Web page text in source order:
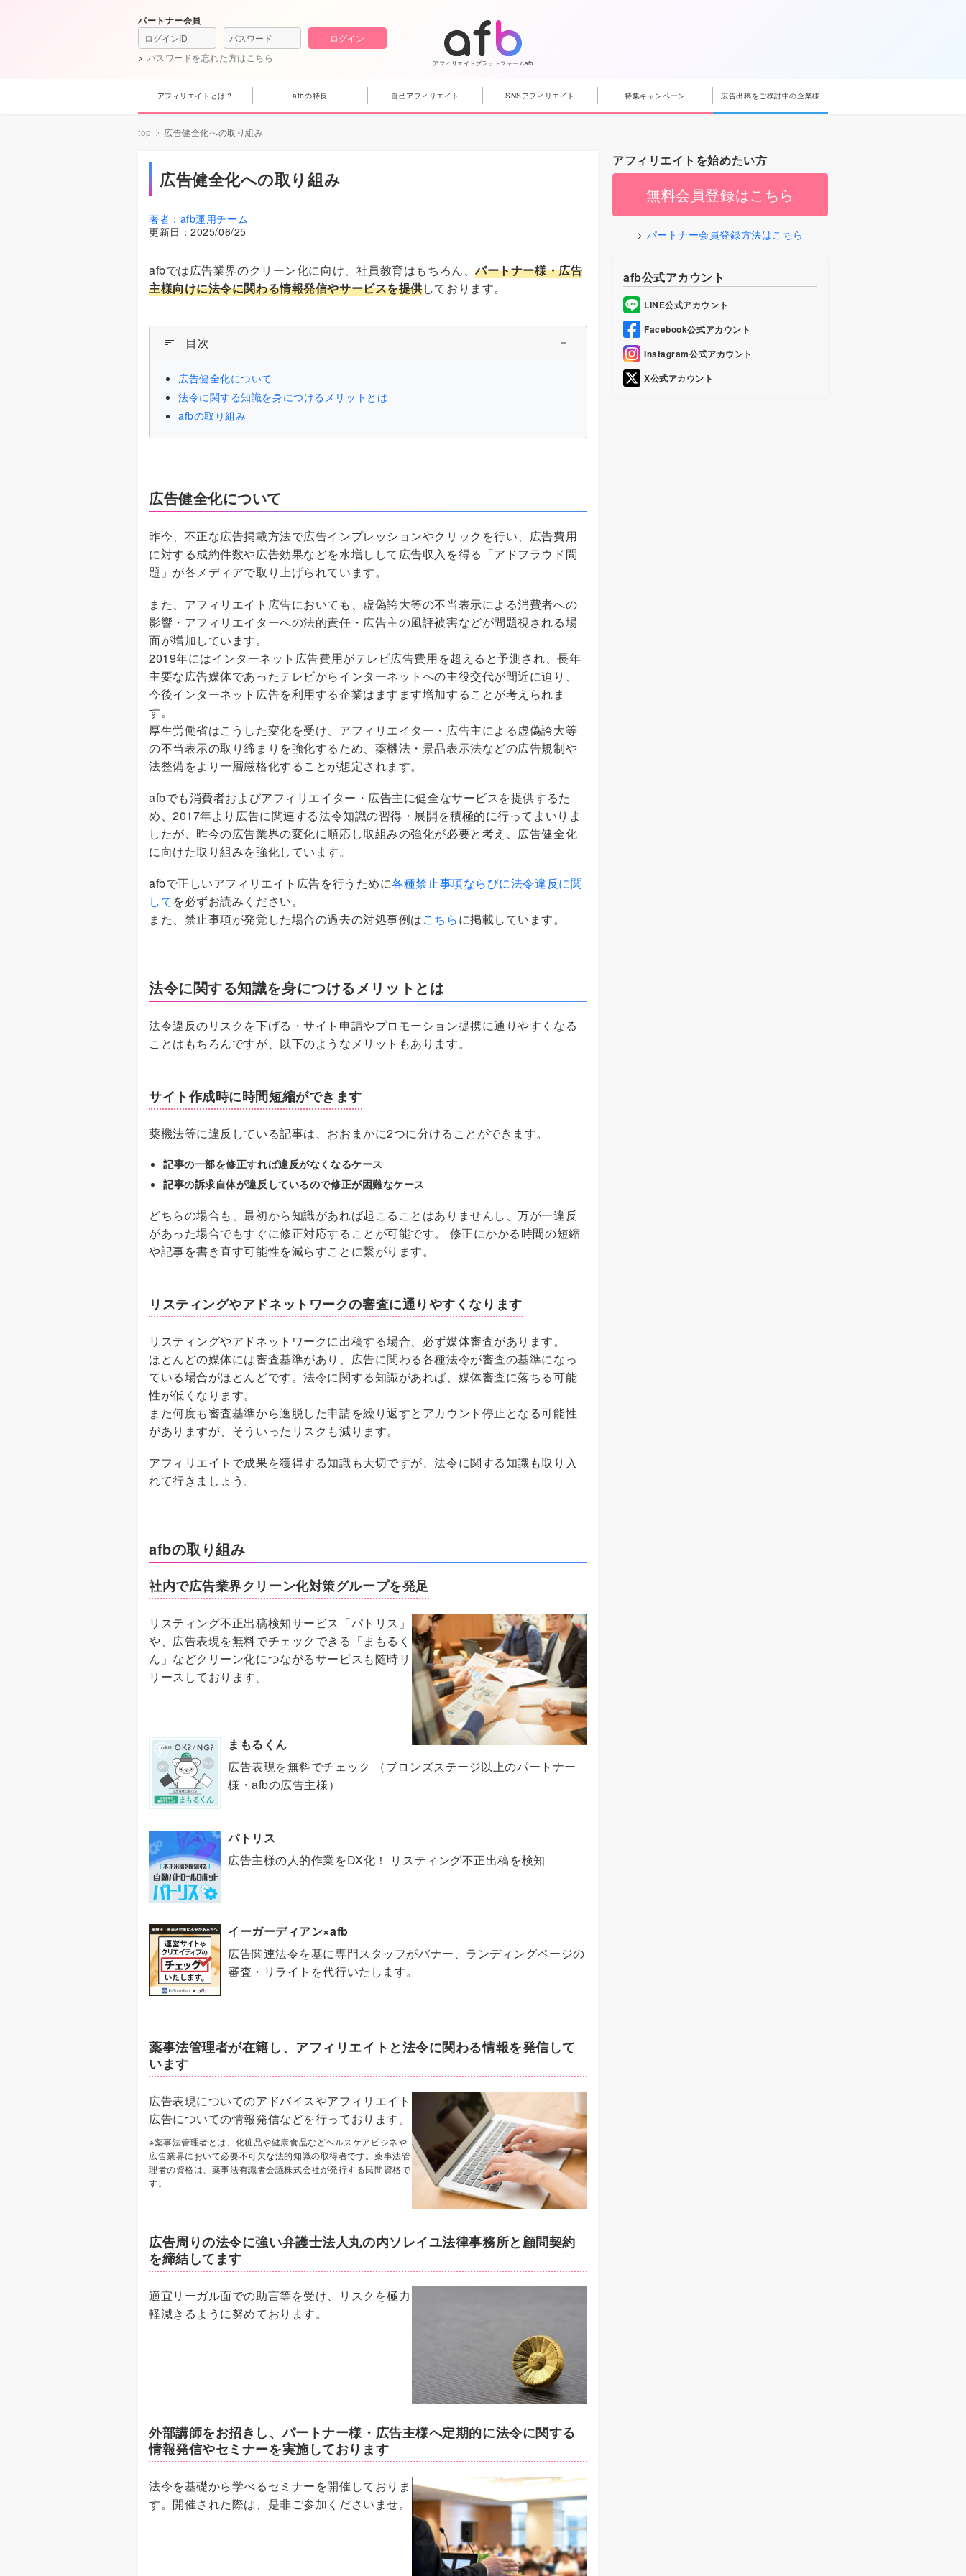
アフィリエイトプラットフォームafb
パートナー会員
ログイン
パスワードを忘れた方はこちら
アフィリエイトとは？ afbの特長 自己アフィリエイト SNSアフィリエイト 特集キャンペーン 広告出稿をご検討中の企業様
top 広告健全化への取り組み
広告健全化への取り組み
著者： afb運用チーム
更新日：2025/06/25
afbでは広告業界のクリーン化に向け、社員教育はもちろん、パートナー様・広告
主様向けに法令に関わる情報発信やサービスを提供しております。
目次
広告健全化について
法令に関する知識を身につけるメリットとは
afbの取り組み
広告健全化について
昨今、不正な広告掲載方法で広告インプレッションやクリックを行い、広告費用
に対する成約件数や広告効果などを水増しして広告収入を得る「アドフラウド問
題」が各メディアで取り上げられています。
また、アフィリエイト広告においても、虚偽誇大等の不当表示による消費者への
影響・アフィリエイターへの法的責任・広告主の風評被害などが問題視される場
面が増加しています。
2019年にはインターネット広告費用がテレビ広告費用を超えると予測され、長年
主要な広告媒体であったテレビからインターネットへの主役交代が間近に迫り、
今後インターネット広告を利用する企業はますます増加することが考えられま
す。
厚生労働省はこうした変化を受け、アフィリエイター・広告主による虚偽誇大等
の不当表示の取り締まりを強化するため、薬機法・景品表示法などの広告規制や
法整備をより一層厳格化することが想定されます。
afbでも消費者およびアフィリエイター・広告主に健全なサービスを提供するた
め、2017年より広告に関連する法令知識の習得・展開を積極的に行ってまいりま
したが、昨今の広告業界の変化に順応し取組みの強化が必要と考え、広告健全化
に向けた取り組みを強化しています。
afbで正しいアフィリエイト広告を行うために各種禁止事項ならびに法令違反に関
してを必ずお読みください。
また、禁止事項が発覚した場合の過去の対処事例はこちらに掲載しています。
法令に関する知識を身につけるメリットとは
法令違反のリスクを下げる・サイト申請やプロモーション提携に通りやすくなる
ことはもちろんですが、以下のようなメリットもあります。
サイト作成時に時間短縮ができます
薬機法等に違反している記事は、おおまかに2つに分けることができます。
記事の一部を修正すれば違反がなくなるケース
記事の訴求自体が違反しているので修正が困難なケース
どちらの場合も、最初から知識があれば起こることはありませんし、万が一違反
があった場合でもすぐに修正対応することが可能です。 修正にかかる時間の短縮
や記事を書き直す可能性を減らすことに繋がります。
リスティングやアドネットワークの審査に通りやすくなります
リスティングやアドネットワークに出稿する場合、必ず媒体審査があります。
ほとんどの媒体には審査基準があり、広告に関わる各種法令が審査の基準になっ
ている場合がほとんどです。法令に関する知識があれば、媒体審査に落ちる可能
性が低くなります。
また何度も審査基準から逸脱した申請を繰り返すとアカウント停止となる可能性
がありますが、そういったリスクも減ります。
アフィリエイトで成果を獲得する知識も大切ですが、法令に関する知識も取り入
れて行きましょう。
afbの取り組み
社内で広告業界クリーン化対策グループを発足
リスティング不正出稿検知サービス「パトリス」
や、広告表現を無料でチェックできる「まもるく
ん」などクリーン化につながるサービスも随時リ
リースしております。
まもるくん
広告表現を無料でチェック （ブロンズステージ以上のパートナー
様・afbの広告主様）
パトリス
広告主様の人的作業をDX化！ リスティング不正出稿を検知
イーガーディアン×afb
広告関連法令を基に専門スタッフがバナー、ランディングページの
審査・リライトを代行いたします。
薬事法管理者が在籍し、アフィリエイトと法令に関わる情報を発信して
います
広告表現についてのアドバイスやアフィリエイト
広告についての情報発信などを行っております。
※薬事法管理者とは、化粧品や健康食品などヘルスケアビジネや
広告業界において必要不可欠な法的知識の取得者です。薬事法管
理者の資格は、薬事法有識者会議株式会社が発行する民間資格で
す。
広告周りの法令に強い弁護士法人丸の内ソレイユ法律事務所と顧問契約
を締結してます
適宜リーガル面での助言等を受け、リスクを極力
軽減きるように努めております。
外部講師をお招きし、パートナー様・広告主様へ定期的に法令に関する
情報発信やセミナーを実施しております
法令を基礎から学べるセミナーを開催しておりま
す。開催された際は、是非ご参加くださいませ。
アフィリエイトを始めたい方
無料会員登録はこちら
パートナー会員登録方法はこちら
afb公式アカウント
LINE公式アカウント
Facebook公式アカウント
Instagram公式アカウント
X公式アカウント